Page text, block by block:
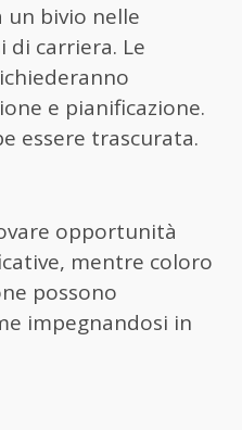
un bivio nelle
di carriera. Le
e pianificazione.
essere trascurata.
opportunità
mentre coloro
possono
impegnandosi in